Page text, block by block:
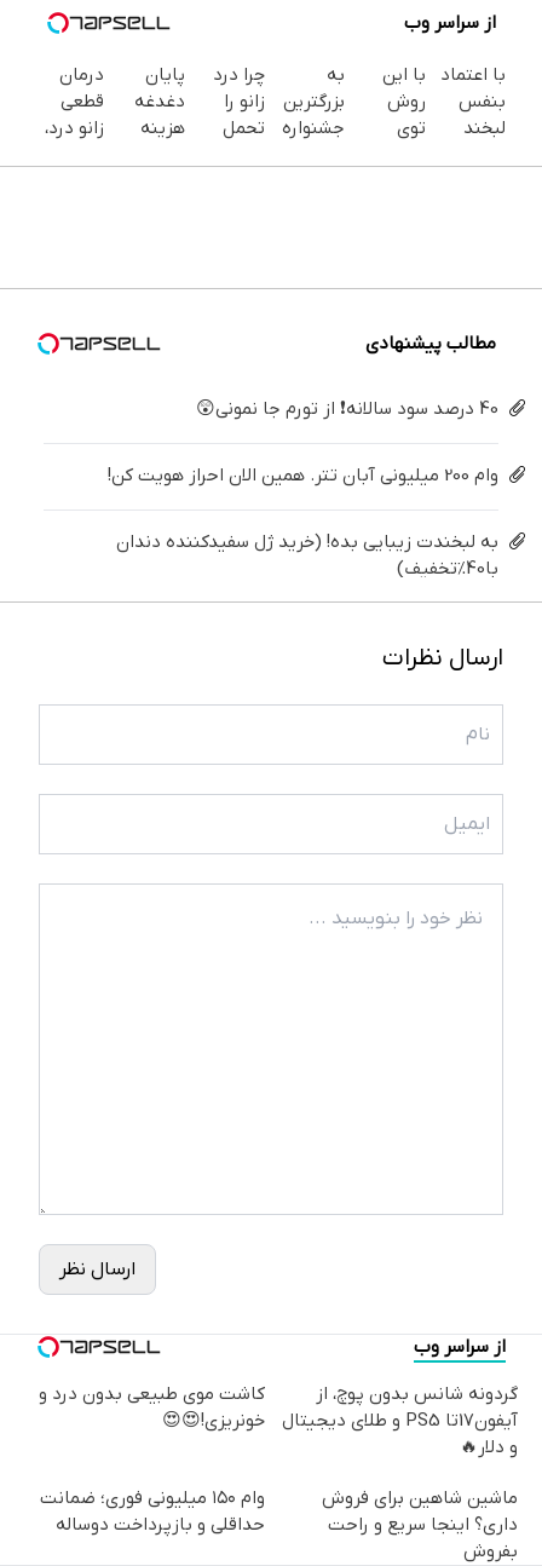
از سراسر وب
با اعتماد
بنفس
لبخند
با این
روش
توی
به
بزرگترین
جشنواره
میلیون !
چرا درد
زانو را
تحمل
کن
پایان
دغدغه
هزینه
کننده
درمان
قطعی
زانو درد،
جراحی!
مطالب پیشنهادی
40 درصد سود سالانه❗ از تورم جا نمونی😲
وام 200 میلیونی آبان تتر. همین الان احراز هویت کن!
به لبخندت زیبایی بده! (خرید ژل سفیدکننده دندان
با40%تخفیف)
ارسال نظرات
ارسال نظر
از سراسر وب
گردونه شانس بدون پوچ، از
آیفون17تا PS5 و طلای دیجیتال
و دلار🔥
کاشت موی طبیعی بدون درد و
خونریزی!😍😍
ماشین شاهین برای فروش
داری؟ اینجا سریع و راحت
بفروش
وام ۱۵۰ میلیونی فوری؛ ضمانت
حداقلی و بازپرداخت دوساله